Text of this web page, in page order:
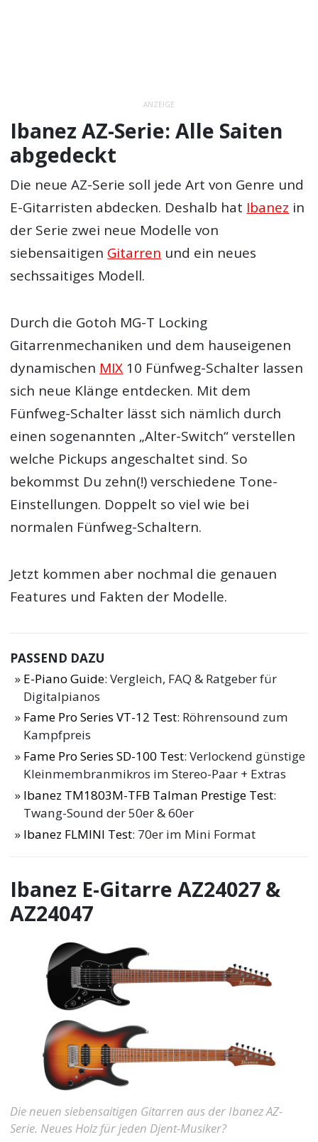
ANZEIGE
Ibanez AZ-Serie: Alle Saiten
abgedeckt
Die neue AZ-Serie soll jede Art von Genre und
E-Gitarristen abdecken. Deshalb hat Ibanez in
der Serie zwei neue Modelle von
siebensaitigen Gitarren und ein neues
sechssaitiges Modell.
Durch die Gotoh MG-T Locking
Gitarrenmechaniken und dem hauseigenen
dynamischen MIX 10 Fünfweg-Schalter lassen
sich neue Klänge entdecken. Mit dem
Fünfweg-Schalter lässt sich nämlich durch
einen sogenannten „Alter-Switch“ verstellen
welche Pickups angeschaltet sind. So
bekommst Du zehn(!) verschiedene Tone-
Einstellungen. Doppelt so viel wie bei
normalen Fünfweg-Schaltern.
Jetzt kommen aber nochmal die genauen
Features und Fakten der Modelle.
PASSEND DAZU
E-Piano Guide: Vergleich, FAQ & Ratgeber für
Digitalpianos
Fame Pro Series VT-12 Test: Röhrensound zum
Kampfpreis
Fame Pro Series SD-100 Test: Verlockend günstige
Kleinmembranmikros im Stereo-Paar + Extras
Ibanez TM1803M-TFB Talman Prestige Test:
Twang-Sound der 50er & 60er
Ibanez FLMINI Test: 70er im Mini Format
Ibanez E-Gitarre AZ24027 &
AZ24047
Die neuen siebensaitigen Gitarren aus der Ibanez AZ-
Serie. Neues Holz für jeden Djent-Musiker?